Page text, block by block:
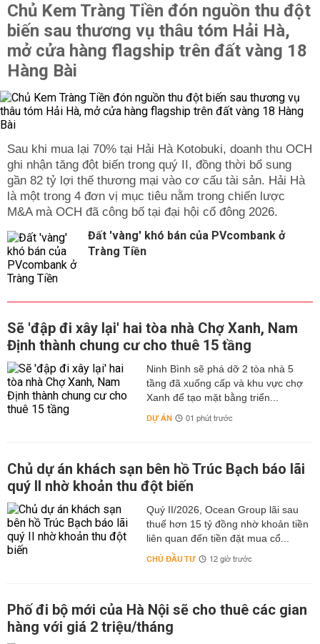
Chủ Kem Tràng Tiền đón nguồn thu đột
biến sau thương vụ thâu tóm Hải Hà,
mở cửa hàng flagship trên đất vàng 18
Hàng Bài
Sau khi mua lại 70% tại Hải Hà Kotobuki, doanh thu OCH
ghi nhận tăng đột biến trong quý II, đồng thời bổ sung
gần 82 tỷ lợi thế thương mại vào cơ cấu tài sản. Hải Hà
là một trong 4 đơn vị mục tiêu nằm trong chiến lược
M&A mà OCH đã công bố tại đại hội cổ đông 2026.
Đất 'vàng' khó bán của PVcombank ở
Tràng Tiền
Sẽ 'đập đi xây lại' hai tòa nhà Chợ Xanh, Nam
Định thành chung cư cho thuê 15 tầng
Ninh Bình sẽ phá dỡ 2 tòa nhà 5
tầng đã xuống cấp và khu vực chợ
Xanh để tạo mặt bằng triển...
DỰ ÁN 01 phút trước
Chủ dự án khách sạn bên hồ Trúc Bạch báo lãi
quý II nhờ khoản thu đột biến
Quý II/2026, Ocean Group lãi sau
thuế hơn 15 tỷ đồng nhờ khoản tiền
liên quan đến tiền đặt mua cổ...
CHỦ ĐẦU TƯ 12 giờ trước
Phố đi bộ mới của Hà Nội sẽ cho thuê các gian
hàng với giá 2 triệu/tháng